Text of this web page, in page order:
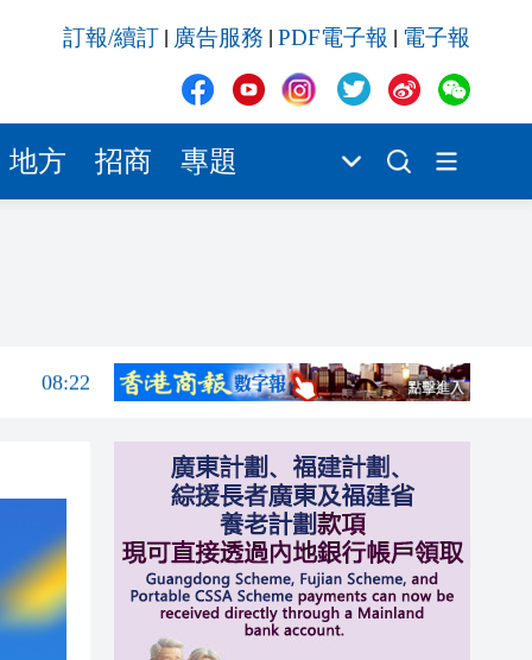
訂報/續訂 廣告服務 PDF電子報 電子報
地方 招商 專題
08:15
00:32
08:22
00:22
00:07